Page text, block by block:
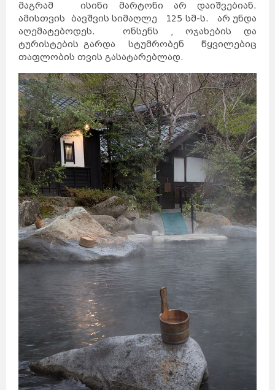
მაგრამ ისინი მარტონი არ დაიშვებიან.
ამისთვის ბავშვის სიმაღლე 125 სმ-ს. არ უნდა
აღემატებოდეს. ონსენს , ოჯახების და
ტურისტების გარდა სტუმრობენ წყვილებიც
თაფლობის თვის გასატარებლად.